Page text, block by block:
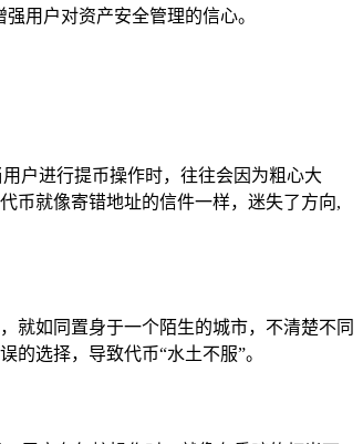
用户对资产安全管理的信心。
户进行提币操作时，往往会因为粗心大
币就像寄错地址的信件一样，迷失了方向,
就如同置身于一个陌生的城市，不清楚不同
选择，导致代币“水土不服”。